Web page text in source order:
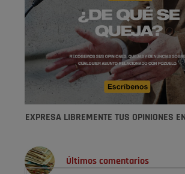
EXPRESA LIBREMENTE TUS OPINIONES
Últimos comentarios